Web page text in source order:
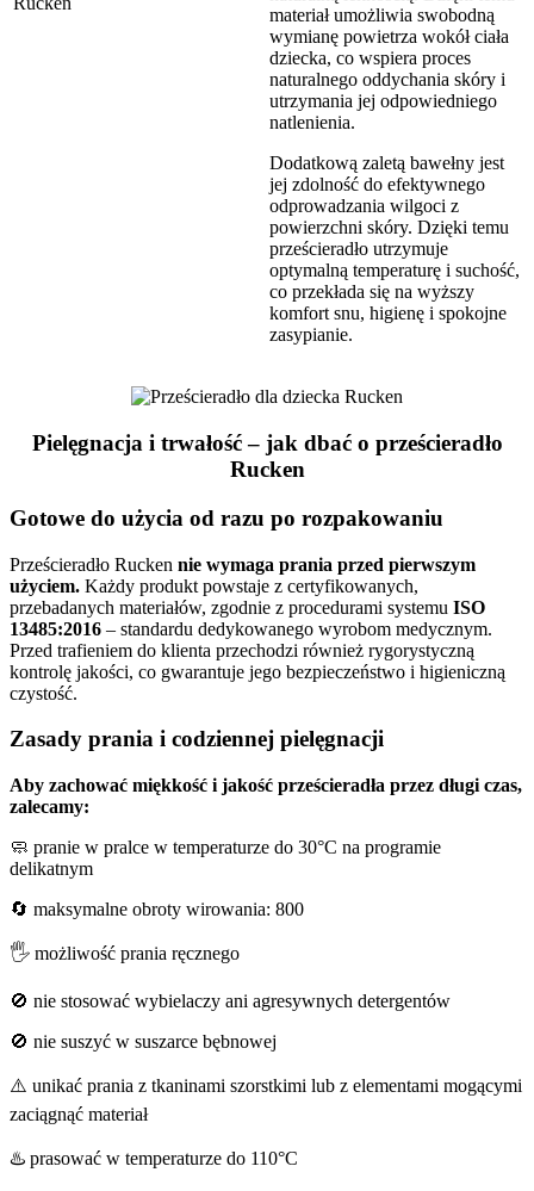
materiał umożliwia swobodną
wymianę powietrza wokół ciała
dziecka, co wspiera proces
naturalnego oddychania skóry i
utrzymania jej odpowiedniego
natlenienia.
Dodatkową zaletą bawełny jest
jej zdolność do efektywnego
odprowadzania wilgoci z
powierzchni skóry. Dzięki temu
prześcieradło utrzymuje
optymalną temperaturę i suchość,
co przekłada się na wyższy
komfort snu, higienę i spokojne
zasypianie.
Pielęgnacja i trwałość – jak dbać o prześcieradło
Rucken
Gotowe do użycia od razu po rozpakowaniu
Prześcieradło Rucken nie wymaga prania przed pierwszym
użyciem. Każdy produkt powstaje z certyfikowanych,
przebadanych materiałów, zgodnie z procedurami systemu ISO
13485:2016 – standardu dedykowanego wyrobom medycznym.
Przed trafieniem do klienta przechodzi również rygorystyczną
kontrolę jakości, co gwarantuje jego bezpieczeństwo i higieniczną
czystość.
Zasady prania i codziennej pielęgnacji
Aby zachować miękkość i jakość prześcieradła przez długi czas,
zalecamy:
🧼 pranie w pralce w temperaturze do 30°C na programie
delikatnym
🔄 maksymalne obroty wirowania: 800
🖐️ możliwość prania ręcznego
🚫 nie stosować wybielaczy ani agresywnych detergentów
🚫 nie suszyć w suszarce bębnowej
⚠️ unikać prania z tkaninami szorstkimi lub z elementami mogącymi
zaciągnąć materiał
♨️ prasować w temperaturze do 110°C